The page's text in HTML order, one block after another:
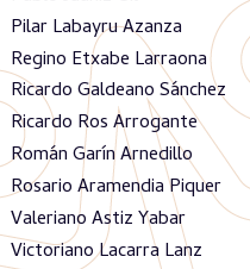
Pilar Labayru Azanza
Regino Etxabe Larraona
Ricardo Galdeano Sánchez
Ricardo Ros Arrogante
Román Garín Arnedillo
Rosario Aramendia Piquer
Valeriano Astiz Yabar
Victoriano Lacarra Lanz